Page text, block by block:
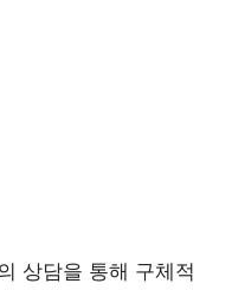
상담을 통해 구체적